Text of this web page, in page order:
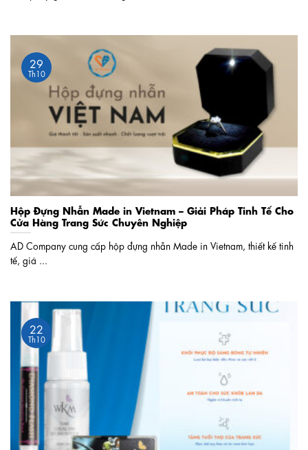
Hộp Đựng Nhẫn Made in Vietnam – Giải Pháp Tinh Tế Cho
Cửa Hàng Trang Sức Chuyên Nghiệp
AD Company cung cấp hộp đựng nhẫn Made in Vietnam, thiết kế tinh
tế, giá ...
29
Th10
22
Th10